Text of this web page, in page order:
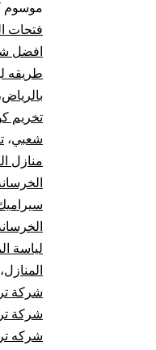
موسوم
فتحات
افضل
طريقه
بالرياض
تخريم
شعبي،
منازل
لياسة
المنازل،
شركة
شركة
شركه